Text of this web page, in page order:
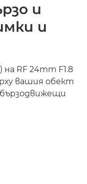
и
и
RF 24mm F1.8
вашия обект